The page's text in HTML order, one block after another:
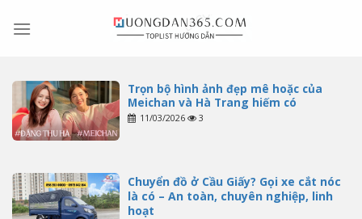
Trọn bộ hình ảnh đẹp mê hoặc của
Meichan và Hà Trang hiếm có
11/03/2026 3
Chuyển đồ ở Cầu Giấy? Gọi xe cắt nóc
là có – An toàn, chuyên nghiệp, linh
hoạt